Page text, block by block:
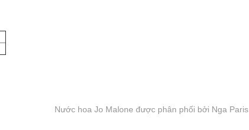
Nước hoa Jo Malone được phân phối bởi Nga Paris